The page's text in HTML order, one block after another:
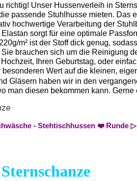
richtig! Unser Hussenverleih in
passende Stuhlhusse mieten. Das
hochwertige Verarbeitung der
sorgt für eine optimale
m² ist der Stoff dick genug,
brauchen sich um die Reinigung
Ihren Geburtstag, oder
Wert auf die kleinen,
Gläsern haben wir in den
man diesen bekommen kann. Gerne
- Stehtischhussen ❤️ Runde